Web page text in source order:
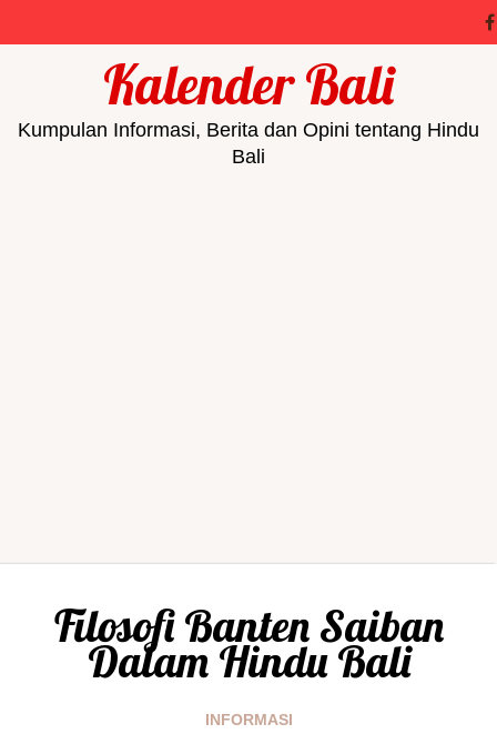
Kalender Bali
Kumpulan Informasi, Berita dan Opini tentang Hindu
Bali
Filosofi Banten Saiban
Dalam Hindu Bali
INFORMASI